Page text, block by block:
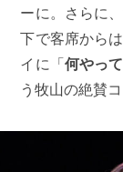
ーに。さらに
下で客席から
イに「何やっ
う牧山の絶賛